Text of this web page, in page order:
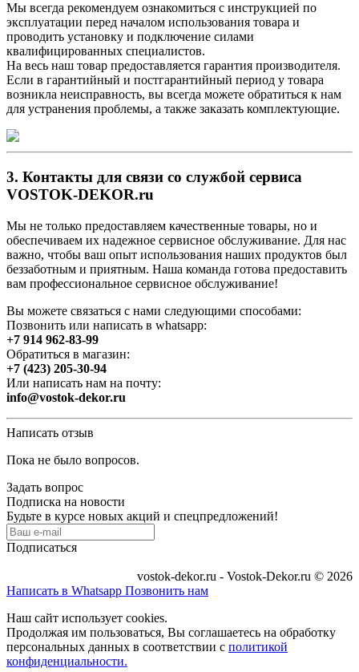
Мы всегда рекомендуем ознакомиться с инструкцией по
эксплуатации перед началом использования товара и
проводить установку и подключение силами
квалифицированных специалистов.
На весь наш товар предоставляется гарантия производителя.
Если в гарантийный и постгарантийный период у товара
возникла неисправность, вы всегда можете обратиться к нам
для устранения проблемы, а также заказать комплектующие.
3. Контакты для связи со службой сервиса
VOSTOK-DEKOR.ru
Мы не только предоставляем качественные товары, но и
обеспечиваем их надежное сервисное обслуживание. Для нас
важно, чтобы ваш опыт использования наших продуктов был
беззаботным и приятным. Наша команда готова предоставить
вам профессиональное сервисное обслуживание!
Вы можете связаться с нами следующими способами:
Позвонить или написать в whatsapp:
+7 914 962-83-99
Обратиться в магазин:
+7 (423) 205-30-94
Или написать нам на почту:
info@vostok-dekor.ru
Написать отзыв
Пока не было вопросов.
Задать вопрос
Подписка на новости
Будьте в курсе новых акций и спецпредложений!
Подписаться
vostok-dekor.ru - Vostok-Dekor.ru © 2026
Написать в Whatsapp Позвонить нам
Наш сайт использует cookies.
Продолжая им пользоваться, Вы соглашаетесь на обработку
персональных данных в соответствии с политикой
конфиденциальности.